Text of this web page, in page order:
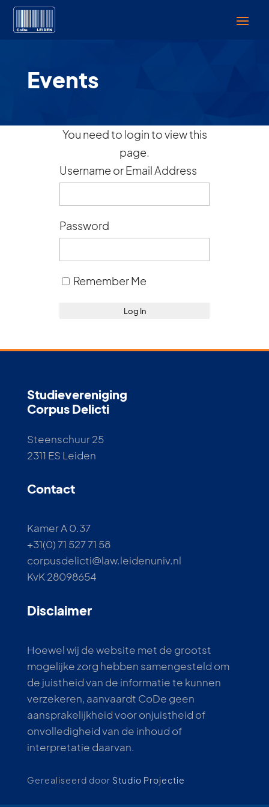
Events
You need to login to view this
page.
Username or Email Address
Password
Remember Me
Studievereniging
Corpus Delicti
Steenschuur 25
2311 ES Leiden
Contact
Kamer A 0.37
+31(0) 71 527 71 58
corpusdelicti@law.leidenuniv.nl
KvK 28098654
Disclaimer
Hoewel wij de website met de grootst
mogelijke zorg hebben samengesteld om
de juistheid van de informatie te kunnen
verzekeren, aanvaardt CoDe geen
aansprakelijkheid voor onjuistheid of
onvolledigheid van de inhoud of
interpretatie daarvan.
Gerealiseerd door Studio Projectie